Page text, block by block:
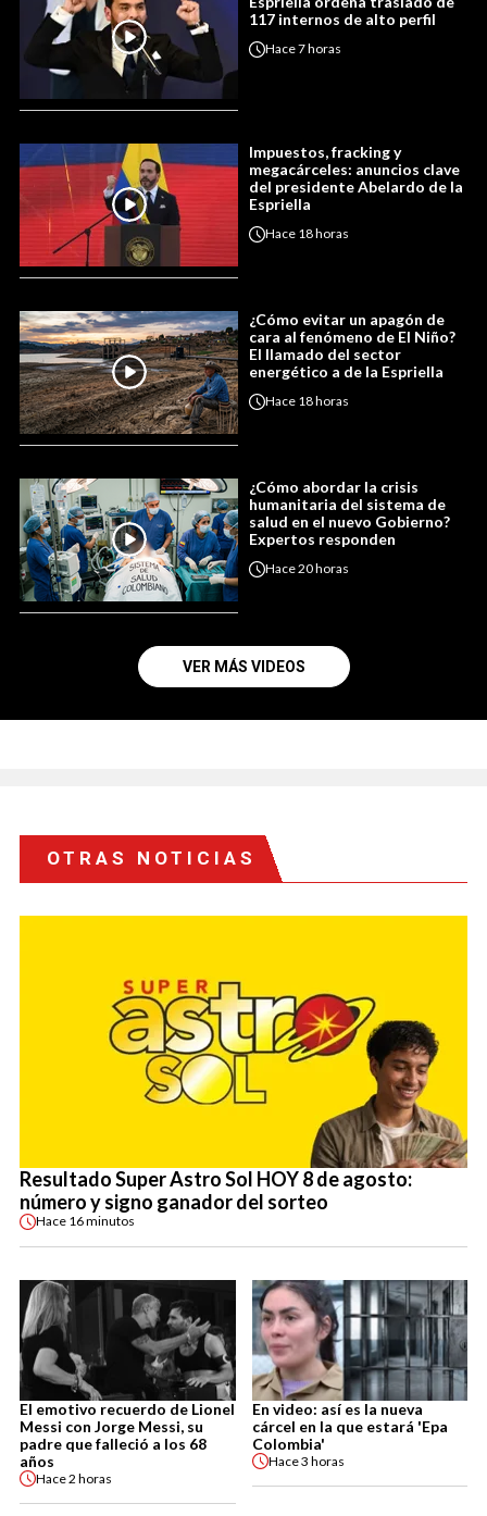
117 internos de alto perfil
Hace7 horas
Impuestos, fracking y
megacárceles: anuncios clave
del presidente Abelardo de la
Espriella
Hace 18 horas
¿Cómo evitar un apagón de
cara al fenómeno de El Niño?
El llamado del sector
energético a de la Espriella
Hace 18 horas
¿Cómo abordar la crisis
humanitaria del sistema de
salud en el nuevo Gobierno?
Expertos responden
Hace20 horas
VER MÁS VIDEOS
OTRAS NOTICIAS
Resultado Super Astro Sol HOY 8 de agosto:
número y signo ganador del sorteo
Hace 16 minutos
El emotivo recuerdo de Lionel
Messi con Jorge Messi, su
padre que falleció a los 68
años
Hace2 horas
En video: así es la nueva
cárcel en la que estará 'Epa
Colombia'
Hace3 horas